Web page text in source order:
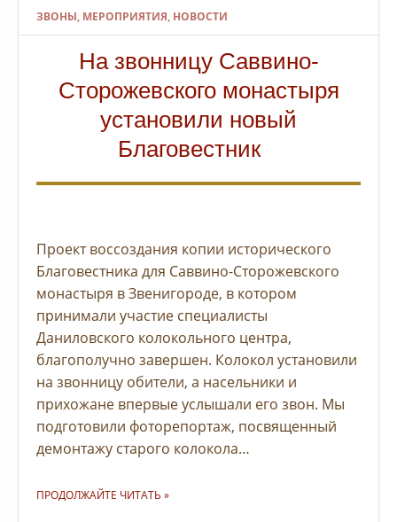
ЗВОНЫ, МЕРОПРИЯТИЯ, НОВОСТИ
На звонницу Саввино-
Сторожевского монастыря
установили новый
Благовестник
Проект воссоздания копии исторического
Благовестника для Саввино-Сторожевского
монастыря в Звенигороде, в котором
принимали участие специалисты
Даниловского колокольного центра,
благополучно завершен. Колокол установили
на звонницу обители, а насельники и
прихожане впервые услышали его звон. Мы
подготовили фоторепортаж, посвященный
демонтажу старого колокола…
ПРОДОЛЖАЙТЕ ЧИТАТЬ »